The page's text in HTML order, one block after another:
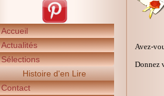
Accueil
Actualités
Sélections
Histoire d'en Lire
Contact
Avez-
Donnez